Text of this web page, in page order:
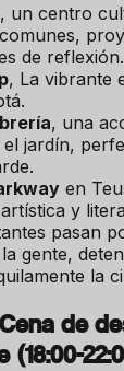
, un centro
de reflexión.
, La vibrante
, una
jardín,
en
y
pasan
gente,
la
de